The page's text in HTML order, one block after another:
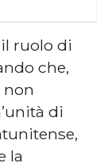
ruolo di
che,
non
di
la